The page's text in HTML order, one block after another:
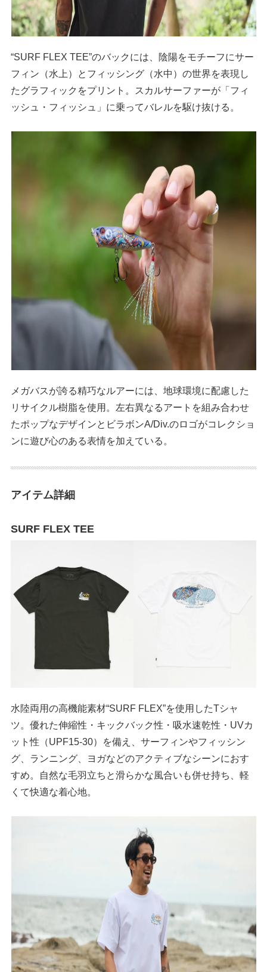
“SURF FLEX TEE”のバックには、陰陽をモチーフにサー
フィン（水上）とフィッシング（水中）の世界を表現し
たグラフィックをプリント。スカルサーファーが「フィ
ッシュ・フィッシュ」に乗ってバレルを駆け抜ける。
メガバスが誇る精巧なルアーには、地球環境に配慮した
リサイクル樹脂を使用。左右異なるアートを組み合わせ
たポップなデザインとビラボンA/Div.のロゴがコレクショ
ンに遊び心のある表情を加えている。
アイテム詳細
SURF FLEX TEE
水陸両用の高機能素材“SURF FLEX”を使用したTシャ
ツ。優れた伸縮性・キックバック性・吸水速乾性・UVカ
ット性（UPF15-30）を備え、サーフィンやフィッシン
グ、ランニング、ヨガなどのアクティブなシーンにおす
すめ。自然な毛羽立ちと滑らかな風合いも併せ持ち、軽
くて快適な着心地。